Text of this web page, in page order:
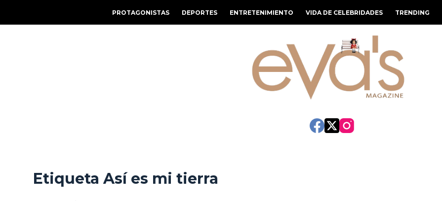
a
PROTAGONISTAS DEPORTES ENTRETENIMIENTO VIDA DE CELEBRIDADES TRENDING
Etiqueta Así es mi tierra